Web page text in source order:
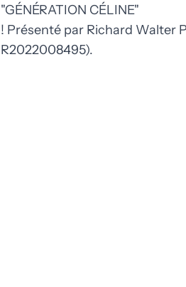
"GÉNÉRATION CÉLINE"
! Présenté par Richard Walter
R2022008495).